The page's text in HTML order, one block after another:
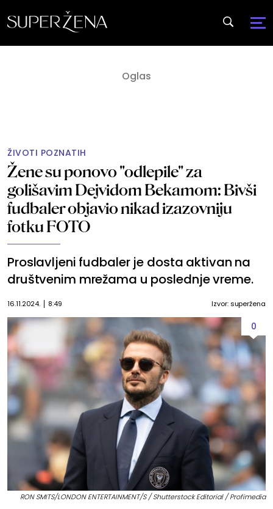
ŽIVOTI POZNATIH
Žene su ponovo "odlepile" za
golišavim Dejvidom Bekamom: Bivši
fudbaler objavio nikad izazovniju
fotku FOTO
Proslavljeni fudbaler je dosta aktivan na
društvenim mrežama u poslednje vreme.
16.11.2024. 8:49 Izvor: superžena
0
RON SMITS/LONDON ENTERTAINMENT/S / Shutterstock Editorial / Profimedia